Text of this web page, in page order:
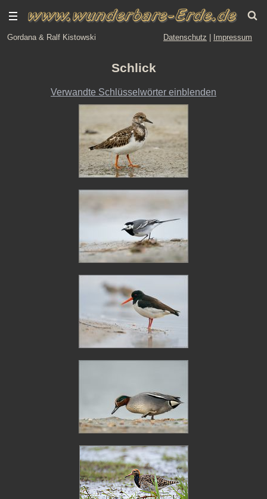
Gordana & Ralf Kistowski Datenschutz Impressum
Schlick
Verwandte Schlüsselwörter einblenden